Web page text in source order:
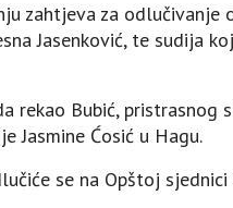
zahtjeva za odlučivanje
Јasenković, te sudija
rekao Bubić,
Јasmine Ćosić u Hagu.
se na Opštoj sjednici